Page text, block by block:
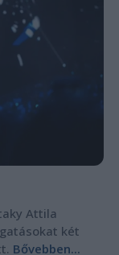
Attila
két
Bővebben...